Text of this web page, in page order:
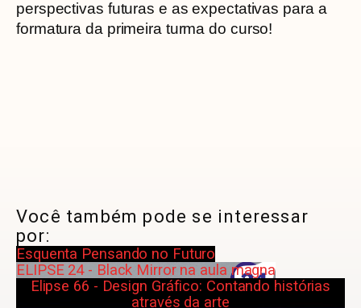
perspectivas futuras e as expectativas para a
formatura da primeira turma do curso!
Você também pode se interessar
por:
Esquenta Pensando no Futuro
ELIPSE 24 - Black Mirror na aula magna
Elipse 66 - Design Gráfico: Contando histórias
através da arte